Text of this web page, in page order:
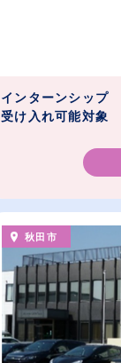
インターンシップ
受け入れ可能対象
秋田市